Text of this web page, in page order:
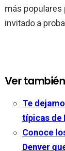
más populares
invitado a
Ver
Te
típicas de
Conoce
Denver